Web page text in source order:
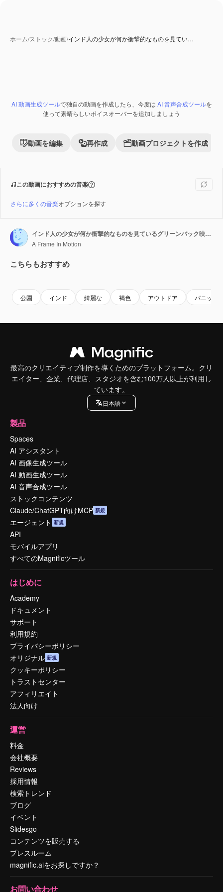
ホーム/ストック/動画/インド人の少女が何か衝撃的なものを見てい…
Premium
AI 動画生成ツールで独自の動画を作成したら、今度は AI 音声合成ツールを
使って素晴らしいボイスオーバーを追加しましょう
動画を編集 再作成 動画プロジェクトを作成
この動画におすすめの音楽
さらに多くの音楽オプションを探す
インド人の少女が何か衝撃的なものを見ているグリーンバック映像。
A Frame In Motion
こちらもおすすめ
公園 インド 綺麗な 褐色 アウトドア パニック
最高のクリエイティブ制作を導くためのプラットフォーム。クリ
エイター、企業、代理店、スタジオを含む100万人以上が利用し
ています。
日本語
製品
Spaces
AI アシスタント
AI 画像生成ツール
AI 動画生成ツール
AI 音声合成ツール
ストックコンテンツ
Claude/ChatGPT向けMCP 新規
エージェント 新規
API
モバイルアプリ
すべてのMagnificツール
はじめに
Academy
ドキュメント
サポート
利用規約
プライバシーポリシー
オリジナル 新規
クッキーポリシー
トラストセンター
アフィリエイト
法人向け
運営
料金
会社概要
Reviews
採用情報
検索トレンド
ブログ
イベント
Slidesgo
コンテンツを販売する
プレスルーム
magnific.aiをお探しですか？
お問い合わせ